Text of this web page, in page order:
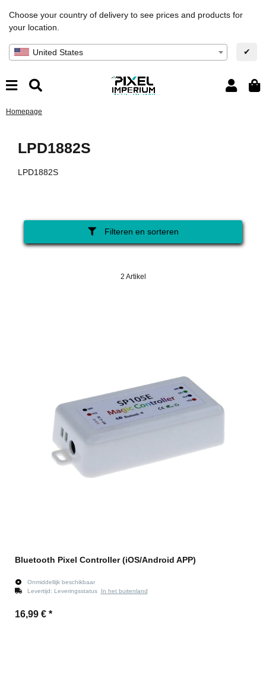
Choose your country of delivery to see prices and products for
your location.
United States ✔
Homepage
LPD1882S
LPD1882S
Filteren en sorteren
2 Artikel
Bluetooth Pixel Controller (iOS/Android APP)
Onmiddellijk beschikbaar
Levertijd: Leveringsstatus In het buitenland
16,99 € *